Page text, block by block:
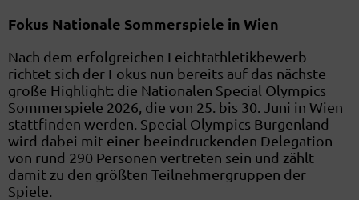
Fokus Nationale Sommerspiele in Wien
Nach dem erfolgreichen Leichtathletikbewerb
richtet sich der Fokus nun bereits auf das nächste
große Highlight: die Nationalen Special Olympics
Sommerspiele 2026, die von 25. bis 30. Juni in Wien
stattfinden werden. Special Olympics Burgenland
wird dabei mit einer beeindruckenden Delegation
von rund 290 Personen vertreten sein und zählt
damit zu den größten Teilnehmergruppen der
Spiele.